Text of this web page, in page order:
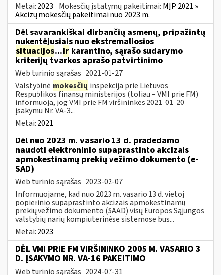
Metai: 2023 Mokesčių įstatymų pakeitimai: MĮP 2021 »
Akcizų mokesčių pakeitimai nuo 2023 m.
Dėl savarankiškai dirbančių asmenų, pripažintų
nukentėjusiais nuo ekstremaliosios
situacijos...ir karantino, sąrašo sudarymo
kriterijų tvarkos aprašo patvirtinimo
Web turinio sąrašas 2021-01-27
Valstybinė mokesčių inspekcija prie Lietuvos
Respublikos finansų ministerijos (toliau – VMI prie FM)
informuoja, jog VMI prie FM viršininkės 2021-01-20
įsakymu Nr. VA-3...
Metai: 2021
Dėl nuo 2023 m. vasario 13 d. pradedamo
naudoti elektroninio supaprastinto akcizais
apmokestinamų prekių vežimo dokumento (e-
SAD)
Web turinio sąrašas 2023-02-07
Informuojame, kad nuo 2023 m. vasario 13 d. vietoj
popierinio supaprastinto akcizais apmokestinamų
prekių vežimo dokumento (SAAD) visų Europos Sąjungos
valstybių narių kompiuterinėse sistemose bus...
Metai: 2023
DĖL VMI PRIE FM VIRŠININKO 2005 M. VASARIO 3
D. ĮSAKYMO NR. VA-16 PAKEITIMO
Web turinio sąrašas 2024-07-31